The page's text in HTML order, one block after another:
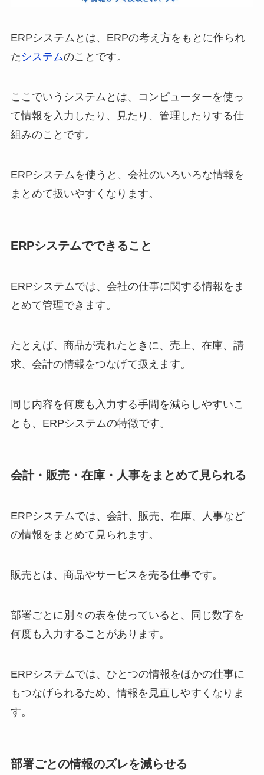
ERPシステムとは、ERPの考え方をもとに作られ
た システムのことです。
ここでいうシステムとは、コンピューターを使っ
て情報を入力したり、見たり、管理したりする仕
組みのことです。
ERPシステムを使うと、会社のいろいろな情報を
まとめて扱いやすくなります。
ERPシステムでできること
ERPシステムでは、会社の仕事に関する情報をま
とめて管理できます。
たとえば、商品が売れたときに、売上、在庫、請
求、会計の情報をつなげて扱えます。
同じ内容を何度も入力する手間を減らしやすいこ
とも、ERPシステムの特徴です。
会計・販売・在庫・人事をまとめて見られる
ERPシステムでは、会計、販売、在庫、人事など
の情報をまとめて見られます。
販売とは、商品やサービスを売る仕事です。
部署ごとに別々の表を使っていると、同じ数字を
何度も入力することがあります。
ERPシステムでは、ひとつの情報をほかの仕事に
もつなげられるため、情報を見直しやすくなりま
す。
部署ごとの情報のズレを減らせる